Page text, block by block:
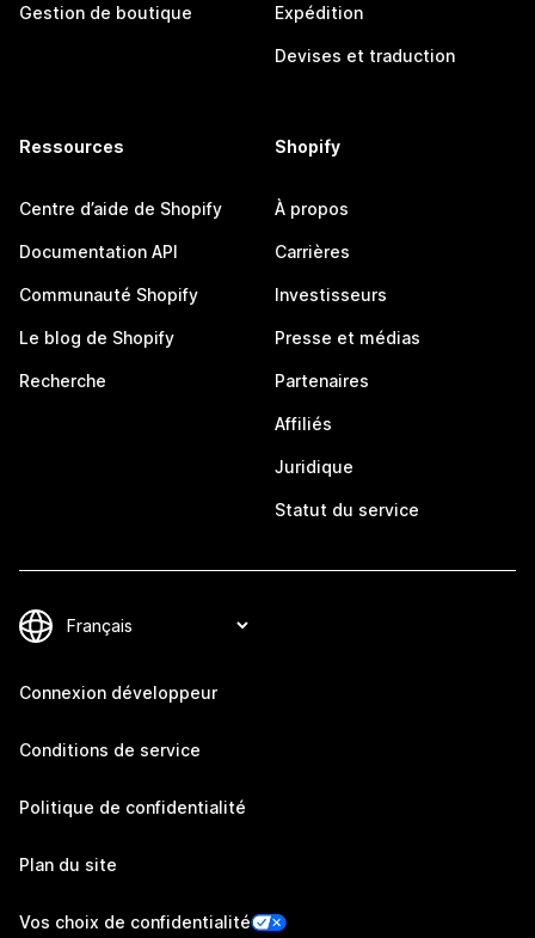
Gestion de boutique Expédition
Devises et traduction
Ressources
Centre d’aide de Shopify
Documentation API
Communauté Shopify
Le blog de Shopify
Recherche
Shopify
À propos
Carrières
Investisseurs
Presse et médias
Partenaires
Affiliés
Juridique
Statut du service
Connexion développeur
Conditions de service
Politique de confidentialité
Plan du site
Vos choix de confidentialité